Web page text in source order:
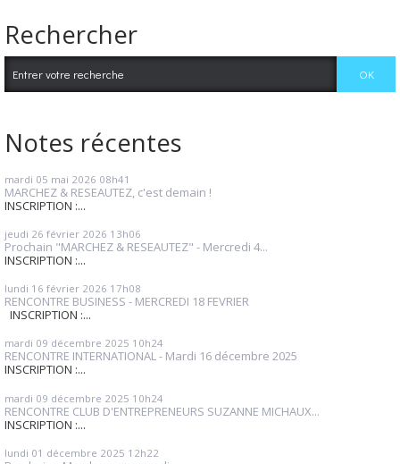
Rechercher
Notes récentes
mardi 05 mai 2026 08h41
MARCHEZ & RESEAUTEZ, c'est demain !
INSCRIPTION :...
jeudi 26 février 2026 13h06
Prochain "MARCHEZ & RESEAUTEZ" - Mercredi 4...
INSCRIPTION :...
lundi 16 février 2026 17h08
RENCONTRE BUSINESS - MERCREDI 18 FEVRIER
INSCRIPTION :...
mardi 09 décembre 2025 10h24
RENCONTRE INTERNATIONAL - Mardi 16 décembre 2025
INSCRIPTION :...
mardi 09 décembre 2025 10h24
RENCONTRE CLUB D'ENTREPRENEURS SUZANNE MICHAUX...
INSCRIPTION :...
lundi 01 décembre 2025 12h22